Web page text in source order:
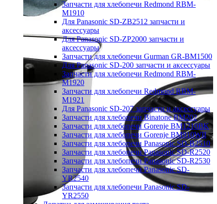
Запчасти для хлебопечи Redmond RBM-
M1910
Для Panasonic SD-ZB2512 запчасти и
аксессуары
Для Panasonic SD-ZP2000 запчасти и
аксессуары
Запчасти для хлебопечи Gurman GR-BM1500
Для Panasonic SD-200 запчасти и аксессуары
Запчасти для хлебопечи Redmond RBM-
M1920
Запчасти для хлебопечи Redmond RBM-
M1921
Для Panasonic SD-207 запчасти и аксессуары
Запчасти для хлебопечи Binatone BM202
Запчасти для хлебопечи Gorenje BM1210BK
Запчасти для хлебопечи Gorenje BM910WII
Запчасти для хлебопечи Panasonic SD-B2510
Запчасти для хлебопечи Panasonic SD-R2520
Запчасти для хлебопечи Panasonic SD-R2530
Запчасти для хлебопечи Panasonic SD-
YR2540
Запчасти для хлебопечи Panasonic SD-
YR2550